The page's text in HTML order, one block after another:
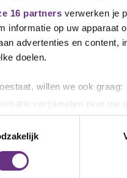
16 partners verwerken je
informatie op uw apparaat
advertenties en content,
doelen.
willen we ook graag:
verzamelen over uw
apparaat identificeren door
over hoe uw persoonlijke
op elk moment wijzigen